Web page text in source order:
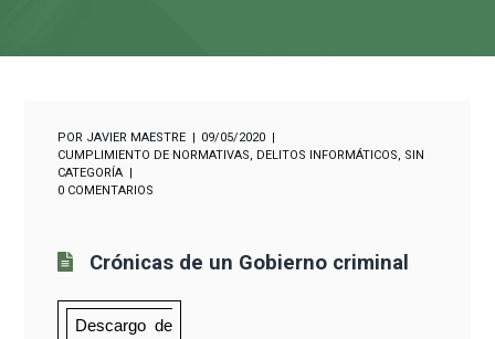
POR JAVIER MAESTRE
09/05/2020
CUMPLIMIENTO DE NORMATIVAS, DELITOS INFORMÁTICOS, SIN
CATEGORÍA
0 COMENTARIOS
Crónicas de un Gobierno criminal
Descargo de